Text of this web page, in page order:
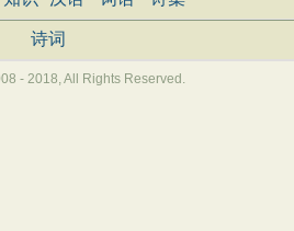
诗词
- 2018, All Rights Reserved.